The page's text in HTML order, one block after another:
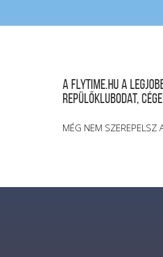
A FLYTIME.HU a
repülőklubodat,
MÉG NEM SZEREPELSZ